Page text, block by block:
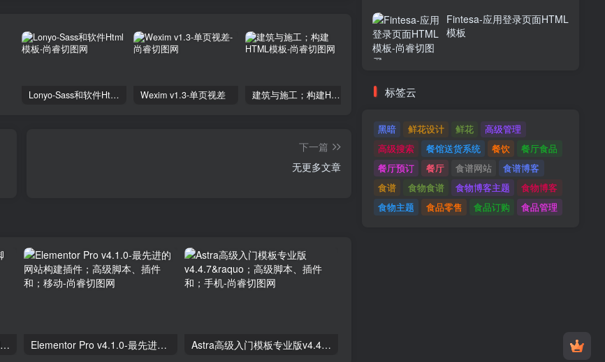
Lonyo-Sass和软件Html模板 Wexim v1.3-单页视差 建筑与施工；构建HTML模板
下一篇
无更多文章
独立分析专业版2.9.1；高级脚本、插件和；手机 Elementor Pro v4.1.0-最先进的网站构建插件；高级脚本、插件和；移动 Astra高级入门模板专业版v4.4.7&raquo；高级脚本、插件和；手机
Fintesa-应用登录页面HTML
模板
标签云
黑暗 鲜花设计 鲜花
高级管理
高级搜索
餐馆送货系统 餐饮
餐厅食品
餐厅预订
餐厅 食谱网站
食谱博客
食谱
食物食谱 食物博客主题
食物博客
食物主题
食品零售 食品订购 食品管理